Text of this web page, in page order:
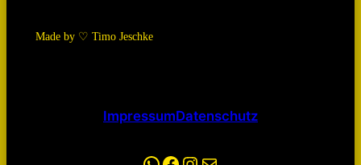
Made by ♡ Timo Jeschke
ImpressumDatenschutz